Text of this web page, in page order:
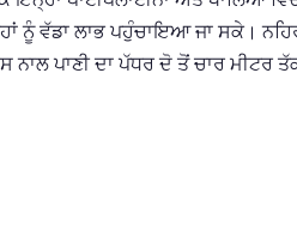
ਨੂੰ ਵੱਡਾ ਲਾਭ ਪਹੁੰਚਾਇਆ ਜਾ ਸਕੇ।
ਪਾਣੀ ਦਾ ਪੱਧਰ ਦੋ ਤੋਂ ਚਾਰ ਮੀਟਰ